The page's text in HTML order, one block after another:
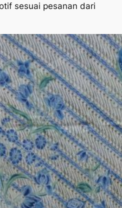
sesuai pesanan dari